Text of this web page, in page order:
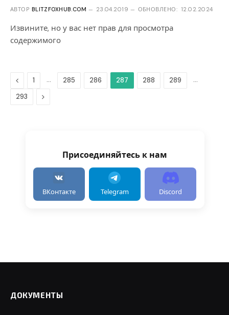
АВТОР BLITZFOXHUB.COM 23.04.2019 ОБНОВЛЕНО: 12.02.2024
Извините, но у вас нет прав для просмотра
содержимого
Предыдущая
1 … 285 286 287 288 289
…
293
Дальше
Присоединяйтесь к нам
ВКонтакте Telegram Discord
ДОКУМЕНТЫ